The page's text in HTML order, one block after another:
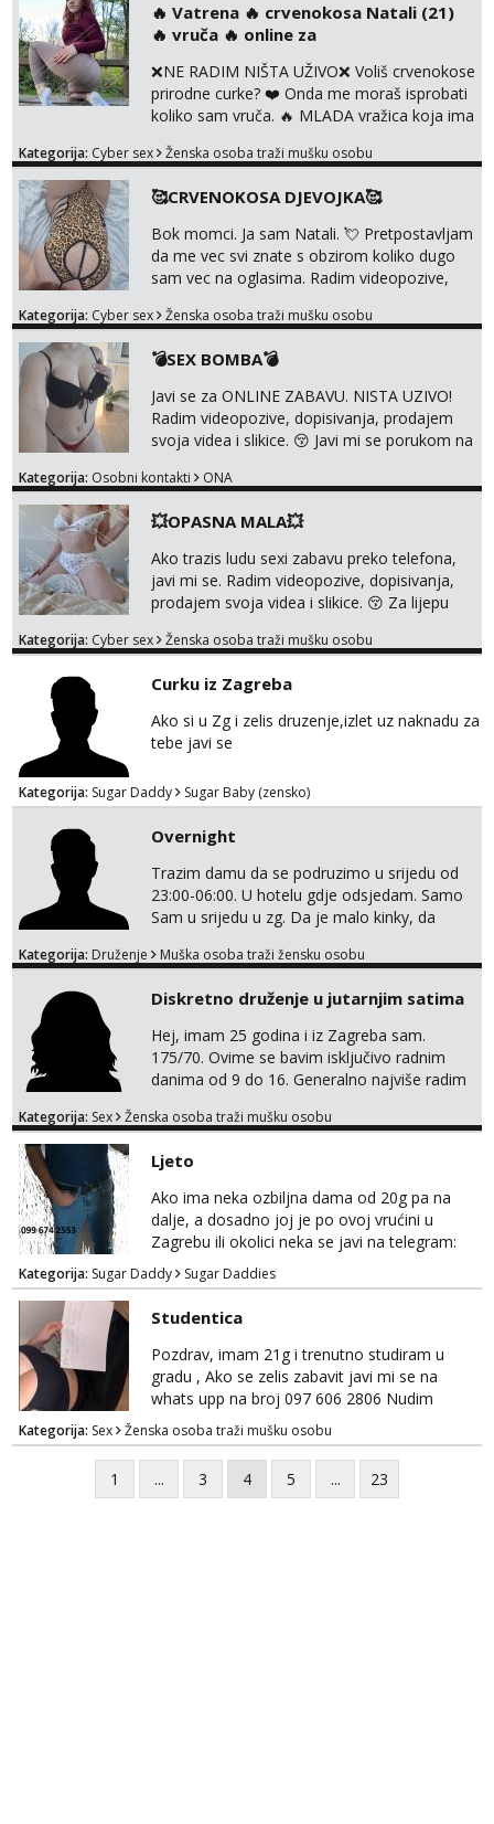
uz slike i hot line pozive. Za vas sam
pripremila i slike s licem u raznim
kombinacijama isto kao i razna videa 😈
Volim kinky stvari i dominaciju 🤫 ...
‎️‍🔥 Vatrena ‎️‍🔥 crvenokosa Natali (21)
‎️‍🔥 vruča‎ ️‍🔥 online za
❌NE RADIM NIŠTA UŽIVO❌ Voliš crvenokose
prirodne curke? ❤️ Onda me moraš isprobati
koliko sam vruča.‎ ️‍🔥 MLADA vražica koja ima
prljave i u svemu vidim samo užitak. 💦 U
po svojoj mjeri. Sexi videa s kolegicama,
dečkom ili pak ja sama di se dovodim do
ludila. 🍑 Naravno ako ti moja ponuda nije
dovoljna uvije...
Kategorija: Cyber sex Ženska osoba traži mušku osobu
🥰CRVENOKOSA DJEVOJKA🥰
Bok momci. Ja sam Natali. 💘 Pretpostavljam
da me vec svi znate s obzirom koliko dugo
sam vec na oglasima. Radim videopozive,
Za lijepu suradnju javi mi se porukom na
0045
Kategorija: Cyber sex Ženska osoba traži mušku osobu
💣SEX BOMBA💣
Javi se za ONLINE ZABAVU. NISTA UZIVO!
Radim videopozive, dopisivanja, prodajem
svoja videa i slikice. 😚 Javi mi se porukom na
0045
Kategorija: Osobni kontakti ONA
💥OPASNA MALA💥
Ako trazis ludu sexi zabavu preko telefona,
javi mi se. Radim videopozive, dopisivanja,
prodajem svoja videa i slikice. 😚 Za lijepu
Viber ili Telegram. +385 91 723 0045
Kategorija: Cyber sex Ženska osoba traži mušku osobu
Curku iz Zagreba
Ako si u Zg i zelis druzenje,izlet uz naknadu za
tebe javi se
Kategorija: Sugar Daddy Sugar Baby (zensko)
Overnight
Trazim damu da se podruzimo u srijedu od
23:00-06:00. U hotelu gdje odsjedam. Samo
Sam u srijedu u zg. Da je malo kinky, da
party friendly, naravno ako nema kemije ,
si ozbiljna. Javi se na email.
Kategorija: Druženje Muška osoba traži žensku osobu
Diskretno druženje u jutarnjim satima
Hej, imam 25 godina i iz Zagreba sam.
175/70. Ovime se bavim isključivo radnim
danima od 9 do 16. Generalno najviše radim
druženja u diskreciji, vjerovatno ćemo si
također, nisam zainteresirana za one and
done susrete. Ako se nalaziš u ovome, javi
mi se na WhatsApp sa nečime o sebi i tome
što voliš seksualno za daljnji d...
Kategorija: Sex Ženska osoba traži mušku osobu
Ljeto
Ako ima neka ozbiljna dama od 20g pa na
dalje, a dosadno joj je po ovoj vrućini u
Zagrebu ili okolici neka se javi na telegram:
Bozt_8 ili na viber 099 674 2553.
Kategorija: Sugar Daddy Sugar Daddies
Studentica
Pozdrav, imam 21g i trenutno studiram u
gradu , Ako se zelis zabavit javi mi se na
whats upp na broj 097 606 2806 Nudim
razme vrste zabave uzivo i online
Kategorija: Sex Ženska osoba traži mušku osobu
1 ... 3 4 5 ... 23